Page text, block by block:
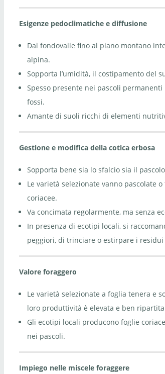
Esigenze pedoclimatiche e diffusione
Dal fondovalle fino al piano montano
alpina.
Sopporta l’umidità, il costipamento del
Spesso presente nei pascoli
fossi.
Amante di suoli ricchi di elementi
Gestione e modifica della cotica erbosa
Sopporta bene sia lo sfalcio sia il
Le varietà selezionate vanno pascolate
coriacee.
Va concimata regolarmente, ma senza
In presenza di ecotipi locali, si
peggiori, di trinciare o estirpare i residui
Valore foraggero
Le varietà selezionate a foglia tenera e
loro produttività è elevata e ben
Gli ecotipi locali producono foglie
nei pascoli.
Impiego nelle miscele foraggere